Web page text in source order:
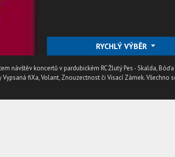
RYCHLÝ VÝBĚR
návštěv koncertů v pardubickém RC Žlutý Pes - Skalda,
fiXa, Volant, Znouzectnost či Visací Zámek. Všechno